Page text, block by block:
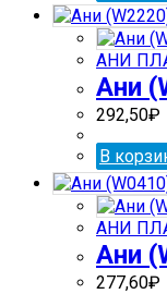
АНИ
Ани
292,50₽
В
АНИ
Ани
277,60₽